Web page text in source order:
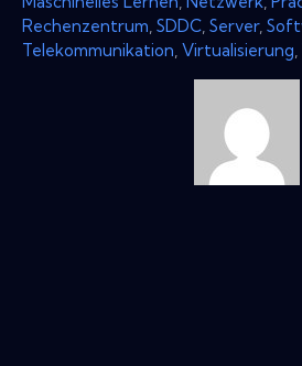
Rechenzentrum SDDC Server,
Telekommunikation Virtualisierung